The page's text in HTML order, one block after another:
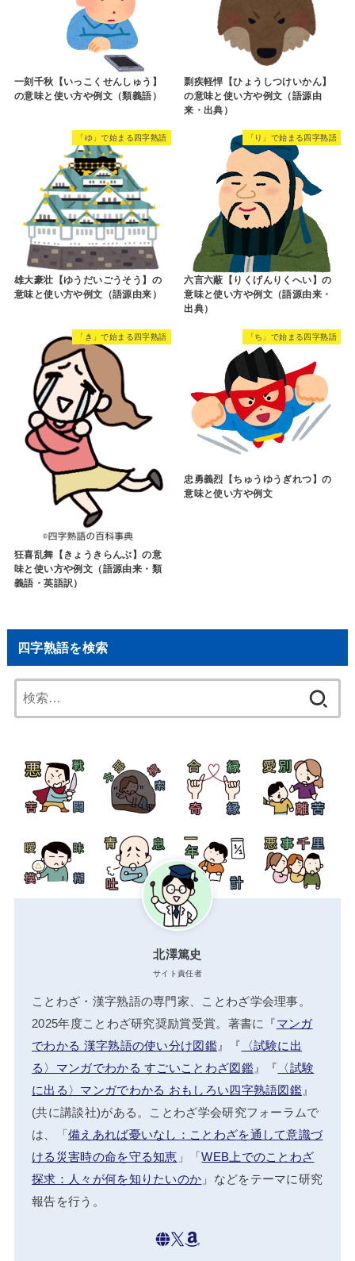
一刻千秋【いっこくせんしゅう】
の意味と使い方や例文（類義語）
剽疾軽悍【ひょうしつけいかん】
の意味と使い方や例文（語源由
来・出典）
「ゆ」で始まる四字熟語
雄大豪壮【ゆうだいごうそう】の
意味と使い方や例文（語源由来）
「り」で始まる四字熟語
六言六蔽【りくげんりくへい】の
意味と使い方や例文（語源由来・
出典）
「き」で始まる四字熟語
狂喜乱舞【きょうきらんぶ】の意
味と使い方や例文（語源由来・類
義語・英語訳）
「ち」で始まる四字熟語
忠勇義烈【ちゅうゆうぎれつ】の
意味と使い方や例文
四字熟語を検索
索:
北澤篤史
サイト責任者
ことわざ・漢字熟語の専門家、ことわざ学会理事。
2025年度ことわざ研究奨励賞受賞。著書に『マンガ
でわかる 漢字熟語の使い分け図鑑』『 〈試験に出
る〉マンガでわかる すごいことわざ図鑑』『 〈試験
に出る〉マンガでわかる おもしろい四字熟語図鑑』
(共に講談社)がある。ことわざ学会研究フォーラムで
は、「備えあれば憂いなし：ことわざを通して意識づ
ける災害時の命を守る知恵 」「WEB上でのことわざ
探求：人々が何を知りたいのか 」などをテーマに研究
報告を行う。